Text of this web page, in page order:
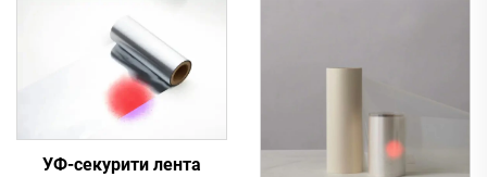
УФ-секурити лента